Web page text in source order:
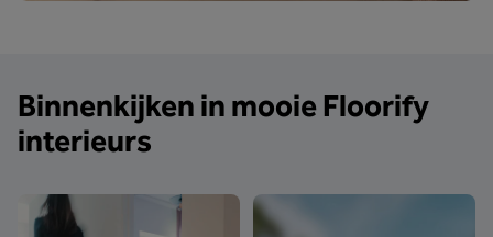
Binnenkijken in mooie Floorify
interieurs